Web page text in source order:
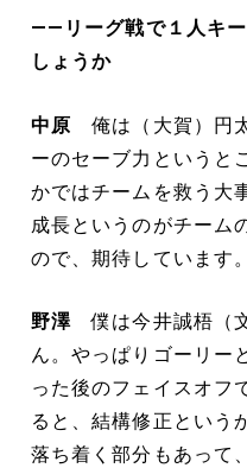
――リーグ戦で１人キ
しょうか
中原 俺は（大賀）円
ーのセーブ力というと
かではチームを救う大
成長というのがチーム
ので、期待しています。
野澤僕は今井誠梧（
ん。やっぱりゴーリー
った後のフェイスオフ
ると、結構修正という
落ち着く部分もあって